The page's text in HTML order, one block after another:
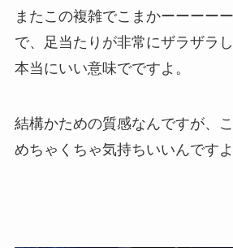
またこの複雑でこまかーーーー
で、足当たりが非常にザラザラ
本当にいい意味でですよ。
結構かための質感なんですが、
めちゃくちゃ気持ちいいんですよ